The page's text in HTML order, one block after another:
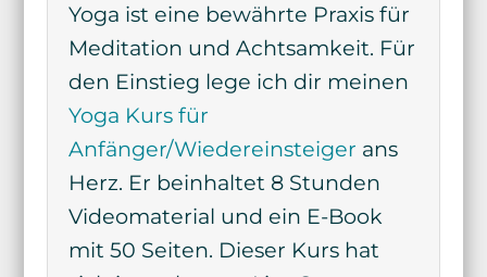
Yoga ist eine bewährte Praxis für
Meditation und Achtsamkeit. Für
den Einstieg lege ich dir meinen
Yoga Kurs für
Anfänger/Wiedereinsteiger ans
Herz. Er beinhaltet 8 Stunden
Videomaterial und ein E-Book
mit 50 Seiten. Dieser Kurs hat